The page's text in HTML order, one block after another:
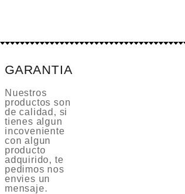
GARANTIA
Nuestros
productos son
de calidad, si
tienes algun
incoveniente
con algun
producto
adquirido, te
pedimos nos
envies un
mensaje.